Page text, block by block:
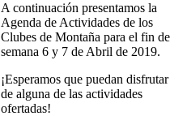
A continuación presentamos la
Agenda de Actividades de los
Clubes de Montaña para el fin de
semana 6 y 7 de Abril de 2019.
¡Esperamos que puedan disfrutar
de alguna de las actividades
ofertadas!